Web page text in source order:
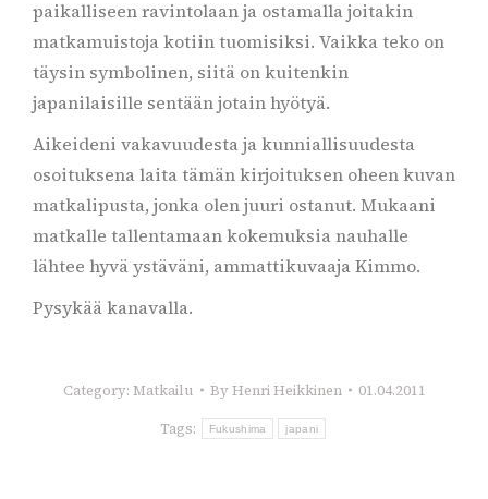
paikalliseen ravintolaan ja ostamalla joitakin
matkamuistoja kotiin tuomisiksi. Vaikka teko on
täysin symbolinen, siitä on kuitenkin
japanilaisille sentään jotain hyötyä.
Aikeideni vakavuudesta ja kunniallisuudesta
osoituksena laita tämän kirjoituksen oheen kuvan
matkalipusta, jonka olen juuri ostanut. Mukaani
matkalle tallentamaan kokemuksia nauhalle
lähtee hyvä ystäväni, ammattikuvaaja Kimmo.
Pysykää kanavalla.
Category: Matkailu ByHenri Heikkinen 01.04.2011
Tags: Fukushima japani